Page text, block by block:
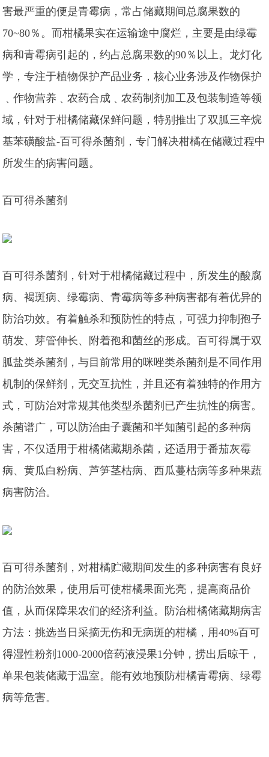
害最严重的便是青霉病，常占储藏期间总腐果数的
70~80％。而柑橘果实在运输途中腐烂，主要是由绿霉
病和青霉病引起的，约占总腐果数的90％以上。龙灯化
学，专注于植物保护产品业务，核心业务涉及作物保护
﹑作物营养﹑农药合成﹑农药制剂加工及包装制造等领
域，针对于柑橘储藏保鲜问题，特别推出了双胍三辛烷
基苯磺酸盐-百可得杀菌剂，专门解决柑橘在储藏过程中
所发生的病害问题。
百可得杀菌剂
百可得杀菌剂，针对于柑橘储藏过程中，所发生的酸腐
病、褐斑病、绿霉病、青霉病等多种病害都有着优异的
防治功效。有着触杀和预防性的特点，可强力抑制孢子
萌发、芽管伸长、附着孢和菌丝的形成。百可得属于双
胍盐类杀菌剂，与目前常用的咪唑类杀菌剂是不同作用
机制的保鲜剂，无交互抗性，并且还有着独特的作用方
式，可防治对常规其他类型杀菌剂已产生抗性的病害。
杀菌谱广，可以防治由子囊菌和半知菌引起的多种病
害，不仅适用于柑橘储藏期杀菌，还适用于番茄灰霉
病、黄瓜白粉病、芦笋茎枯病、西瓜蔓枯病等多种果蔬
病害防治。
百可得杀菌剂，对柑橘贮藏期间发生的多种病害有良好
的防治效果，使用后可使柑橘果面光亮，提高商品价
值，从而保障果农们的经济利益。防治柑橘储藏期病害
方法：挑选当日采摘无伤和无病斑的柑橘，用40%百可
得湿性粉剂1000-2000倍药液浸果1分钟，捞出后晾干，
单果包装储藏于温室。能有效地预防柑橘青霉病、绿霉
病等危害。